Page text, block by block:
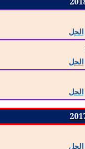
الحل
الحل
الحل
الحل